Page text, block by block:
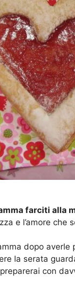
farciti alla
e l’amore che
dopo
la serata
con